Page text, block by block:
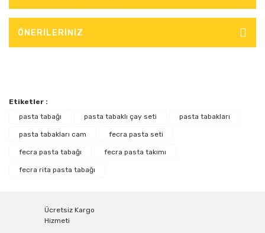
ÖNERİLERİNİZ
Etiketler :
pasta tabağı
pasta tabaklı çay seti pasta tabakları
pasta tabakları cam fecra pasta seti
fecra pasta tabağı fecra pasta takımı
fecra rita pasta tabağı
Ücretsiz Kargo
Hizmeti